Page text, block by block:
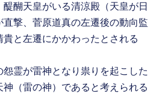
醐天皇がいる清涼殿（天皇が日
撃、菅原道真の左遷後の動向監
と左遷にかかわったとされる
怨霊が雷神となり祟りを起こした
神（雷の神）であると考えられる